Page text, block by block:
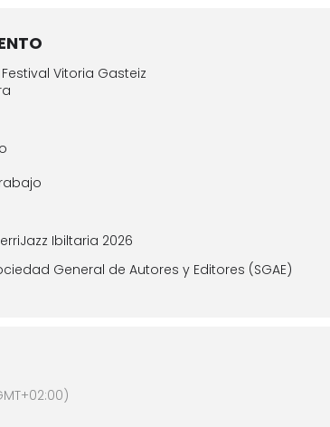
Vitoria Gasteiz
Ibiltaria 2026
General de Autores y Editores (SGAE)